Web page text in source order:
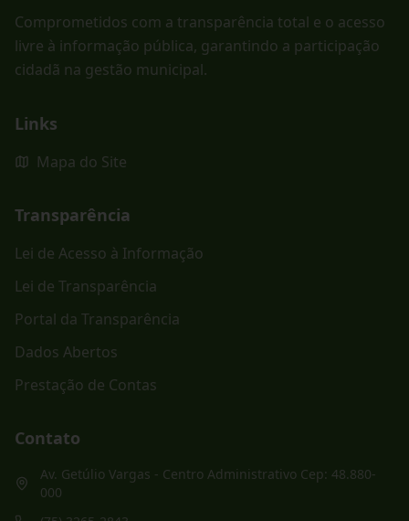
Comprometidos com a transparência total e o acesso
livre à informação pública, garantindo a participação
cidadã na gestão municipal.
Links
Mapa do Site
Transparência
Lei de Acesso à Informação
Lei de Transparência
Portal da Transparência
Dados Abertos
Prestação de Contas
Contato
Av. Getúlio Vargas - Centro Administrativo Cep: 48.880-
000